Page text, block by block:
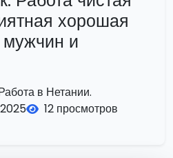
хорошая
и
в Нетании.
12 просмотров